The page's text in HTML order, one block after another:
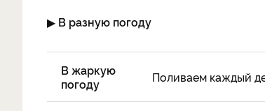
▶ В разную погоду
В жаркую
погоду
Поливаем каждый